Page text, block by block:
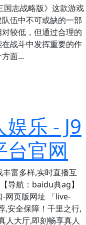
国志战略版》这款游戏
伍中不可或缺的一部
较低，但通过合理的
战斗中发挥重要的作
面...
乐 - J9
台官网
富多样,实时直播互
导航：baidu典ag】
网页版网址 「live-
,安全保障！千里之行,
人大厅,即刻畅享真人